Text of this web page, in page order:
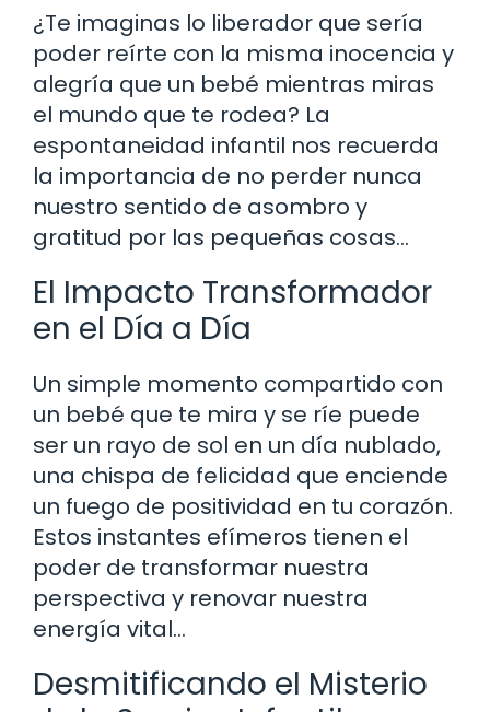
¿Te imaginas lo liberador que sería
poder reírte con la misma inocencia y
alegría que un bebé mientras miras
el mundo que te rodea? La
espontaneidad infantil nos recuerda
la importancia de no perder nunca
nuestro sentido de asombro y
gratitud por las pequeñas cosas…
El Impacto Transformador
en el Día a Día
Un simple momento compartido con
un bebé que te mira y se ríe puede
ser un rayo de sol en un día nublado,
una chispa de felicidad que enciende
un fuego de positividad en tu corazón.
Estos instantes efímeros tienen el
poder de transformar nuestra
perspectiva y renovar nuestra
energía vital…
Desmitificando el Misterio